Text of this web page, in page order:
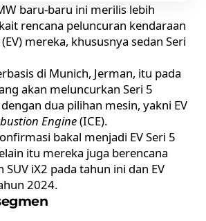
baru-baru ini merilis lebih
rencana peluncuran kendaraan
(EV) mereka, khususnya sedan Seri
di Munich, Jerman, itu pada
akan meluncurkan Seri 5
dua pilihan mesin, yakni EV
Engine(ICE).
bakal menjadi EV Seri 5
itu mereka juga berencana
iX2 pada tahun ini dan EV
2024.